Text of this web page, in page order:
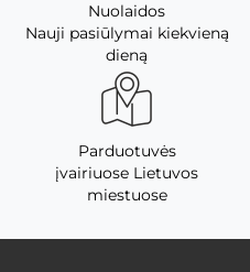
Nuolaidos
Nauji pasiūlymai kiekvieną
dieną
Parduotuvės
įvairiuose Lietuvos
miestuose